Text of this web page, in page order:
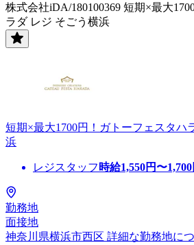
株式会社iDA/180100369 短期×最大
ラダ レジ そごう横浜
短期×最大1700円！ガトーフェスタ
浜
レジスタッフ 時給1,550円〜1,700
勤務地
面接地
神奈川県横浜市西区 詳細な勤務地に